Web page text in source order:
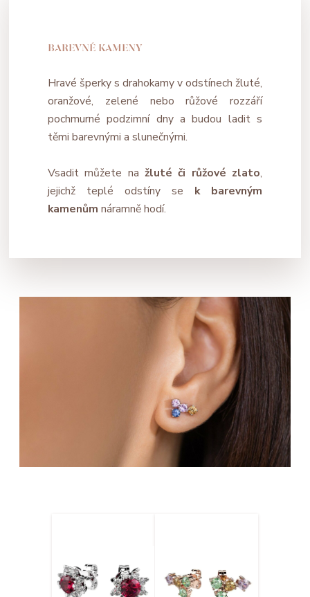
BAREVNÉ KAMENY
Hravé šperky s drahokamy v odstínech žluté,
oranžové, zelené nebo růžové rozzáří
pochmurné podzimní dny a budou ladit s
těmi barevnými a slunečnými.
Vsadit můžete na žluté či růžové zlato,
jejichž teplé odstíny se k barevným
kamenům náramně hodí.